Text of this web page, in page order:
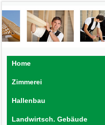
Home
Zimmerei
Hallenbau
Landwirtsch. Gebäude